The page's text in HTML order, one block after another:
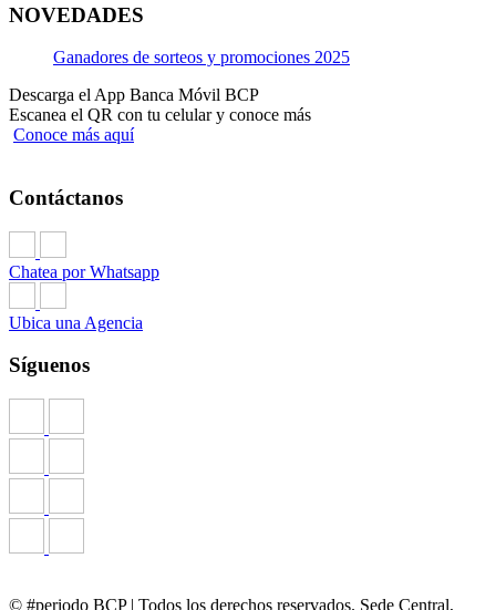
NOVEDADES
Ganadores de sorteos y promociones 2025
Descarga el App Banca Móvil BCP
Escanea el QR con tu celular y conoce más
Conoce más aquí
Contáctanos
Chatea por Whatsapp
Ubica una Agencia
Síguenos
© #periodo BCP | Todos los derechos reservados. Sede Central,